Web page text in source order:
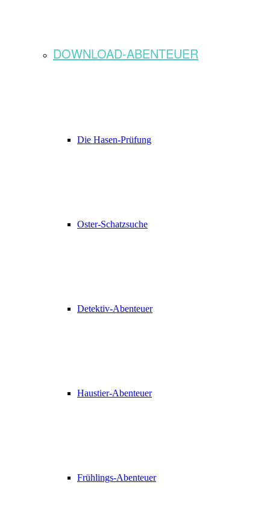
DOWNLOAD-ABENTEUER
Die Hasen-Prüfung
Oster-Schatzsuche
Detektiv-Abenteuer
Haustier-Abenteuer
Frühlings-Abenteuer